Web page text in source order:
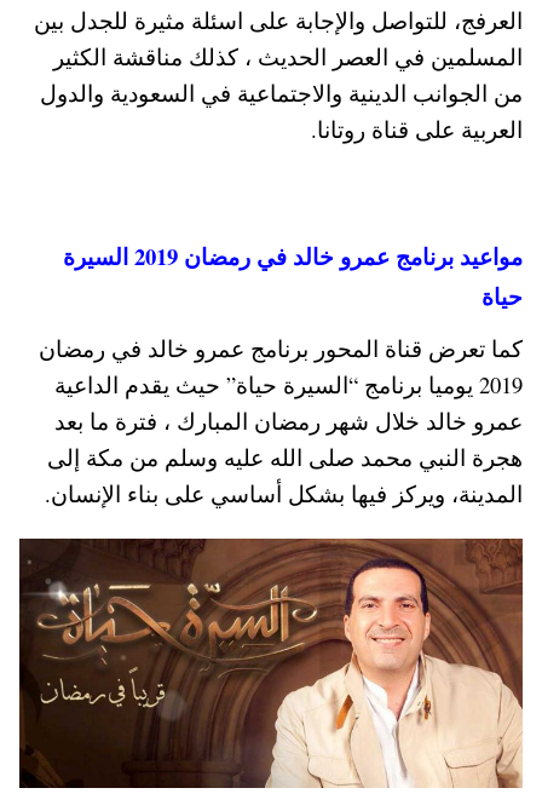
العرفج، للتواصل والإجابة على اسئلة مثيرة للجدل بين
المسلمين في العصر الحديث ، كذلك مناقشة الكثير
من الجوانب الدينية والاجتماعية في السعودية والدول
العربية على قناة روتانا.
مواعيد برنامج عمرو خالد في رمضان 2019 السيرة
حياة
كما تعرض قناة المحور برنامج عمرو خالد في رمضان
2019 يوميا برنامج “السيرة حياة” حيث يقدم الداعية
عمرو خالد خلال شهر رمضان المبارك ، فترة ما بعد
هجرة النبي محمد صلى الله عليه وسلم من مكة إلى
المدينة، ويركز فيها بشكل أساسي على بناء الإنسان.